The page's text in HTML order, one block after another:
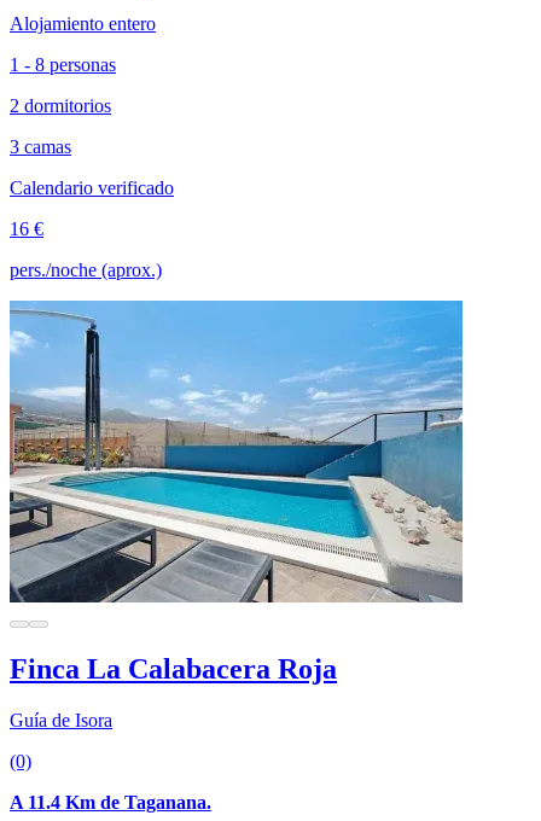
Alojamiento entero
1 - 8 personas
2 dormitorios
3 camas
Calendario verificado
16 €
pers./noche (aprox.)
Finca La Calabacera Roja
Guía de Isora
(0)
A 11.4 Km de Taganana.